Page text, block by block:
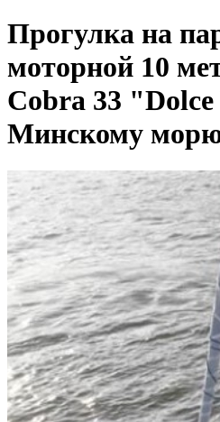
Прогулка на
моторной 10
Cobra 33
Минскому